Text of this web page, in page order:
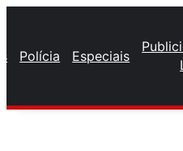
Polícia Especiais